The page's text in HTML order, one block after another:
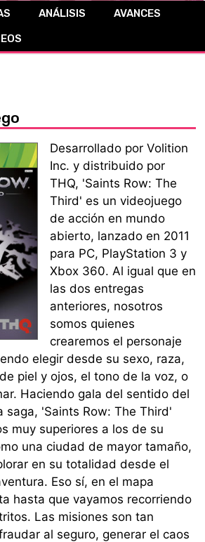
CÓMICS
ANÁLISIS
AVANCES
Desarrollado por Volition
Inc. y distribuido por
THQ, 'Saints Row: The
Third' es un videojuego
de acción en mundo
abierto, lanzado en 2011
para PC, PlayStation 3 y
Xbox 360. Al igual que en
las dos entregas
anteriores, nosotros
somos quienes
crearemos el personaje
elegir desde su sexo, raza,
piel y ojos, el tono de la voz, o
Haciendo gala del sentido del
saga, 'Saints Row: The Third'
muy superiores a los de su
una ciudad de mayor tamaño,
en su totalidad desde el
Eso sí, en el mapa
hasta que vayamos recorriendo
Las misiones son tan
al seguro, generar el caos